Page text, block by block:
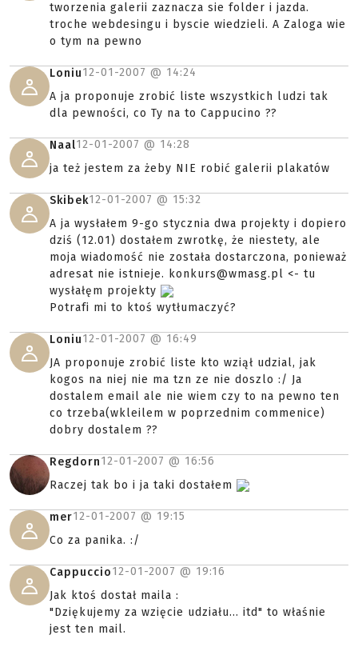
tworzenia galerii zaznacza sie folder i jazda.
troche webdesingu i byscie wiedzieli. A Zaloga wie
o tym na pewno
Loniu12-01-2007 @ 14:24
A ja proponuje zrobić liste wszystkich ludzi tak
dla pewności, co Ty na to Cappucino ??
Naal12-01-2007 @ 14:28
ja też jestem za żeby NIE robić galerii plakatów
Skibek12-01-2007 @ 15:32
A ja wysłałem 9-go stycznia dwa projekty i dopiero
dziś (12.01) dostałem zwrotkę, że niestety, ale
moja wiadomość nie została dostarczona, ponieważ
adresat nie istnieje. konkurs@wmasg.pl <- tu
wysłałęm projekty
Potrafi mi to ktoś wytłumaczyć?
Loniu12-01-2007 @ 16:49
JA proponuje zrobić liste kto wziął udzial, jak
kogos na niej nie ma tzn ze nie doszlo :/ Ja
dostalem email ale nie wiem czy to na pewno ten
co trzeba(wkleilem w poprzednim commenice)
dobry dostalem ??
Regdorn12-01-2007 @ 16:56
Raczej tak bo i ja taki dostałem
mer12-01-2007 @ 19:15
Co za panika. :/
Cappuccio12-01-2007 @ 19:16
Jak ktoś dostał maila :
"Dziękujemy za wzięcie udziału... itd" to właśnie
jest ten mail.